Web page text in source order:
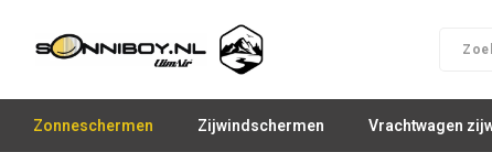
Zonneschermen Zijwindschermen Vrachtwagen